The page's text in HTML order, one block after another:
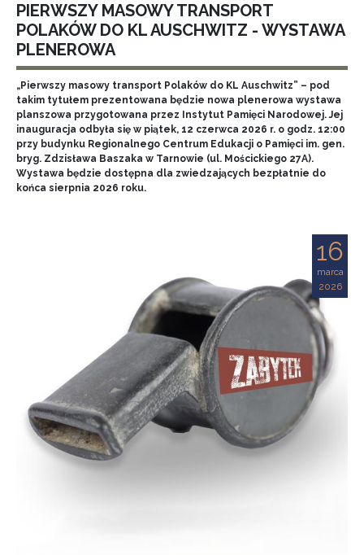
PIERWSZY MASOWY TRANSPORT
POLAKÓW DO KL AUSCHWITZ - WYSTAWA
PLENEROWA
„Pierwszy masowy transport Polaków do KL Auschwitz” – pod
takim tytułem prezentowana będzie nowa plenerowa wystawa
planszowa przygotowana przez Instytut Pamięci Narodowej. Jej
inauguracja odbyła się w piątek, 12 czerwca 2026 r. o godz. 12:00
przy budynku Regionalnego Centrum Edukacji o Pamięci im. gen.
bryg. Zdzisława Baszaka w Tarnowie (ul. Mościckiego 27A).
Wystawa będzie dostępna dla zwiedzających bezpłatnie do
końca sierpnia 2026 roku.
16
marca
2026